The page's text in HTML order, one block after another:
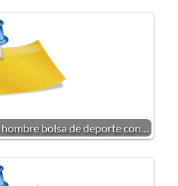
bolsa de deporte con…